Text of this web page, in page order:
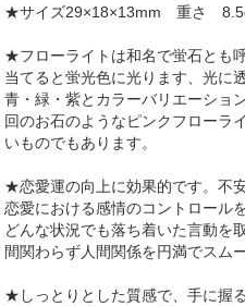
★サイズ29×18×13mm 重さ
★フローライトは和名で蛍石とも
当てると蛍光色に光ります、光に
青・緑・紫とカラーバリエーショ
回のお石のようなピンクフローラ
いものでもあります。
★恋愛運の向上に効果的です。不
恋愛における感情のコントロール
どんな状況でも落ち着いた言動を
間関わらず人間関係を円満でスム
★しっとりとした質感で、手に握